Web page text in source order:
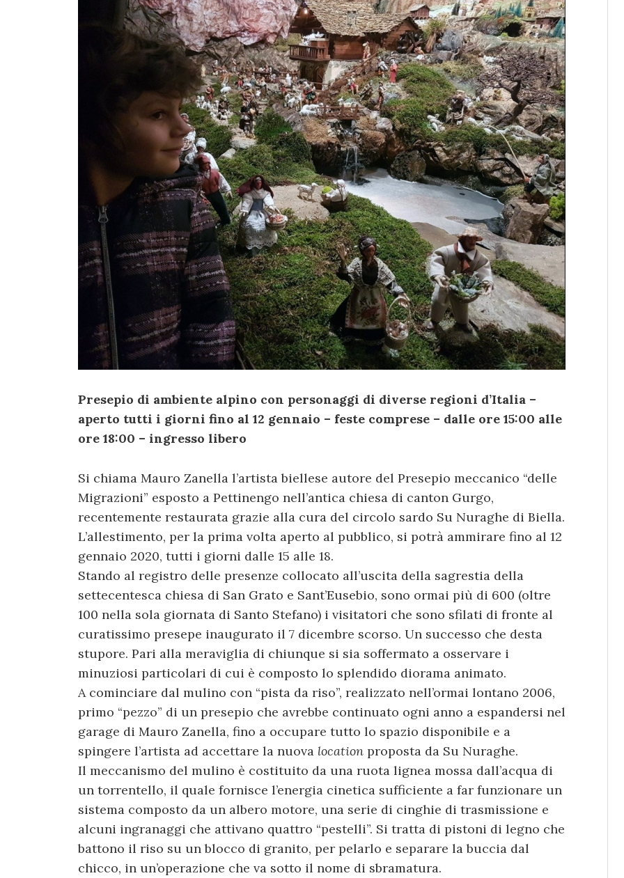
Presepio di ambiente alpino con personaggi di diverse regioni d’Italia –
aperto tutti i giorni fino al 12 gennaio – feste comprese – dalle ore 15:00 alle
ore 18:00 – ingresso libero
Si chiama Mauro Zanella l’artista biellese autore del Presepio meccanico “delle
Migrazioni” esposto a Pettinengo nell’antica chiesa di canton Gurgo,
recentemente restaurata grazie alla cura del circolo sardo Su Nuraghe di Biella.
L’allestimento, per la prima volta aperto al pubblico, si potrà ammirare fino al 12
gennaio 2020, tutti i giorni dalle 15 alle 18.
Stando al registro delle presenze collocato all’uscita della sagrestia della
settecentesca chiesa di San Grato e Sant’Eusebio, sono ormai più di 600 (oltre
100 nella sola giornata di Santo Stefano) i visitatori che sono sfilati di fronte al
curatissimo presepe inaugurato il 7 dicembre scorso. Un successo che desta
stupore. Pari alla meraviglia di chiunque si sia soffermato a osservare i
minuziosi particolari di cui è composto lo splendido diorama animato.
A cominciare dal mulino con “pista da riso”, realizzato nell’ormai lontano 2006,
primo “pezzo” di un presepio che avrebbe continuato ogni anno a espandersi nel
garage di Mauro Zanella, fino a occupare tutto lo spazio disponibile e a
spingere l’artista ad accettare la nuova location proposta da Su Nuraghe.
Il meccanismo del mulino è costituito da una ruota lignea mossa dall’acqua di
un torrentello, il quale fornisce l’energia cinetica sufficiente a far funzionare un
sistema composto da un albero motore, una serie di cinghie di trasmissione e
alcuni ingranaggi che attivano quattro “pestelli”. Si tratta di pistoni di legno che
battono il riso su un blocco di granito, per pelarlo e separare la buccia dal
chicco, in un’operazione che va sotto il nome di sbramatura.